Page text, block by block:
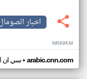
اخبار
NR49KM
سي ان• arabic.cnn.com